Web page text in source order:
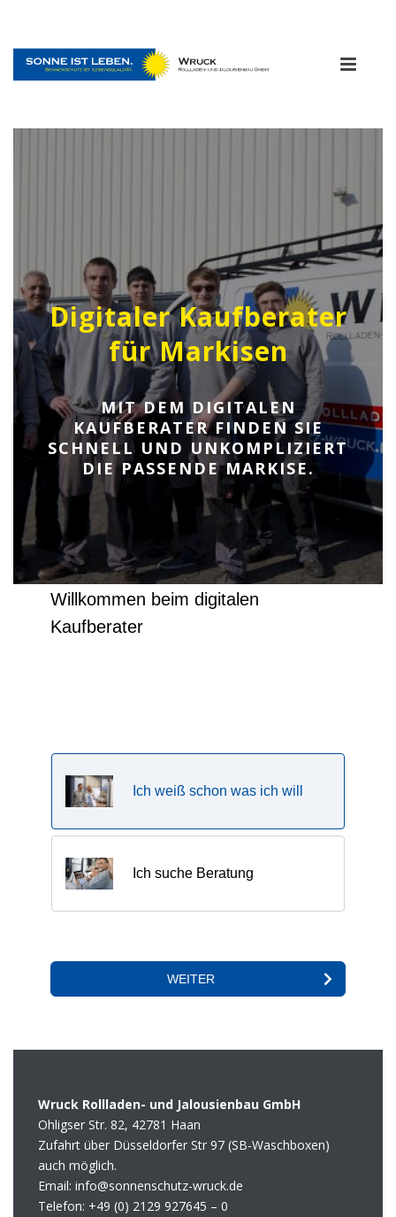
Digitaler Kaufberater
für Markisen
MIT DEM DIGITALEN
KAUFBERATER FINDEN SIE
SCHNELL UND UNKOMPLIZIERT
DIE PASSENDE MARKISE.
Wruck Rollladen- und Jalousienbau GmbH
Ohligser Str. 82, 42781 Haan
Zufahrt über Düsseldorfer Str 97 (SB-Waschboxen)
auch möglich.
Email: info@sonnenschutz-wruck.de
Telefon: +49 (0) 2129 927645 – 0